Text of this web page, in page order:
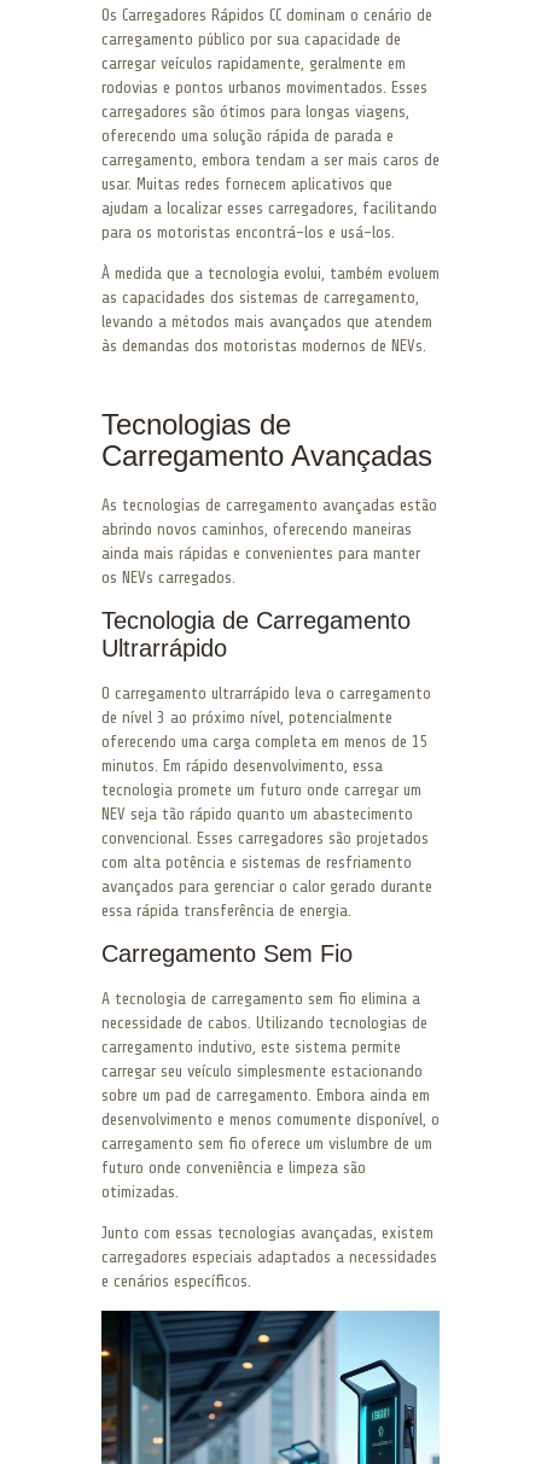
Os Carregadores Rápidos CC dominam o cenário de
carregamento público por sua capacidade de
carregar veículos rapidamente, geralmente em
rodovias e pontos urbanos movimentados. Esses
carregadores são ótimos para longas viagens,
oferecendo uma solução rápida de parada e
carregamento, embora tendam a ser mais caros de
usar. Muitas redes fornecem aplicativos que
ajudam a localizar esses carregadores, facilitando
para os motoristas encontrá-los e usá-los.
À medida que a tecnologia evolui, também evoluem
as capacidades dos sistemas de carregamento,
levando a métodos mais avançados que atendem
às demandas dos motoristas modernos de NEVs.
Tecnologias de
Carregamento Avançadas
As tecnologias de carregamento avançadas estão
abrindo novos caminhos, oferecendo maneiras
ainda mais rápidas e convenientes para manter
os NEVs carregados.
Tecnologia de Carregamento
Ultrarrápido
O carregamento ultrarrápido leva o carregamento
de nível 3 ao próximo nível, potencialmente
oferecendo uma carga completa em menos de 15
minutos. Em rápido desenvolvimento, essa
tecnologia promete um futuro onde carregar um
NEV seja tão rápido quanto um abastecimento
convencional. Esses carregadores são projetados
com alta potência e sistemas de resfriamento
avançados para gerenciar o calor gerado durante
essa rápida transferência de energia.
Carregamento Sem Fio
A tecnologia de carregamento sem fio elimina a
necessidade de cabos. Utilizando tecnologias de
carregamento indutivo, este sistema permite
carregar seu veículo simplesmente estacionando
sobre um pad de carregamento. Embora ainda em
desenvolvimento e menos comumente disponível, o
carregamento sem fio oferece um vislumbre de um
futuro onde conveniência e limpeza são
otimizadas.
Junto com essas tecnologias avançadas, existem
carregadores especiais adaptados a necessidades
e cenários específicos.